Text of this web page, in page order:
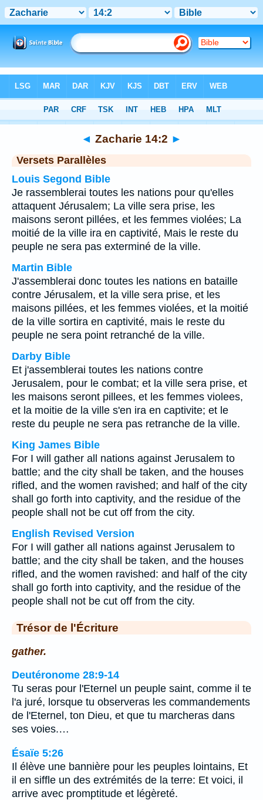
Chapitre 14> Verset 2
◄ Zacharie 14:2 ►
Versets Parallèles
Louis Segond Bible
Je rassemblerai toutes les nations pour qu'elles
attaquent Jérusalem; La ville sera prise, les
maisons seront pillées, et les femmes violées; La
moitié de la ville ira en captivité, Mais le reste du
peuple ne sera pas exterminé de la ville.
Martin Bible
J'assemblerai donc toutes les nations en bataille
contre Jérusalem, et la ville sera prise, et les
maisons pillées, et les femmes violées, et la moitié
de la ville sortira en captivité, mais le reste du
peuple ne sera point retranché de la ville.
Darby Bible
Et j'assemblerai toutes les nations contre
Jerusalem, pour le combat; et la ville sera prise, et
les maisons seront pillees, et les femmes violees,
et la moitie de la ville s'en ira en captivite; et le
reste du peuple ne sera pas retranche de la ville.
King James Bible
For I will gather all nations against Jerusalem to
battle; and the city shall be taken, and the houses
rifled, and the women ravished; and half of the city
shall go forth into captivity, and the residue of the
people shall not be cut off from the city.
English Revised Version
For I will gather all nations against Jerusalem to
battle; and the city shall be taken, and the houses
rifled, and the women ravished: and half of the city
shall go forth into captivity, and the residue of the
people shall not be cut off from the city.
Trésor de l'Écriture
gather.
Deutéronome 28:9-14
Tu seras pour l'Eternel un peuple saint, comme il te
l'a juré, lorsque tu observeras les commandements
de l'Eternel, ton Dieu, et que tu marcheras dans
ses voies.…
Ésaïe 5:26
Il élève une bannière pour les peuples lointains, Et
il en siffle un des extrémités de la terre: Et voici, il
arrive avec promptitude et légèreté.